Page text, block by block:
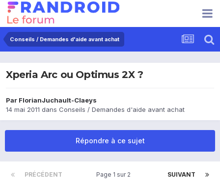
Conseils / Demandes d'aide avant achat
Xperia Arc ou Optimus 2X ?
Par FlorianJuchault-Claeys
14 mai 2011 dans Conseils / Demandes d'aide avant achat
Répondre à ce sujet
PRÉCÉDENT SUIVANT
Page 1 sur 2